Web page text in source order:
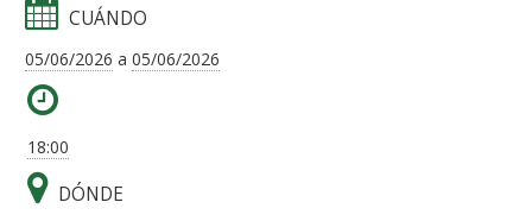
CUÁNDO
05/06/2026 a 05/06/2026
18:00
DÓNDE